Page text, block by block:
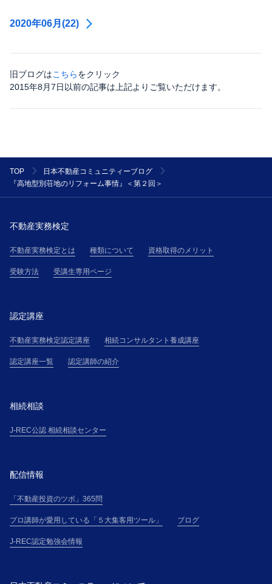
2020年06月(22)
旧ブログはこちらをクリック
2015年8月7日以前の記事は上記よりご覧いただけます。
TOP
日本不動産コミュニティーブログ
『高地型別荘地のリフォーム事情』＜第２回＞
不動産実務検定
不動産実務検定とは 種類について 資格取得のメリット
受験方法 受講生専用ページ
認定講座
不動産実務検定認定講座 相続コンサルタント養成講座
認定講座一覧 認定講師の紹介
相続相談
J-REC公認 相続相談センター
配信情報
「不動産投資のツボ」365問
プロ講師が愛用している「５大集客用ツール」 ブログ
J-REC認定勉強会情報